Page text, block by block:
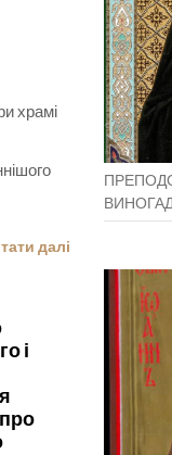
храмі
далі
і
про